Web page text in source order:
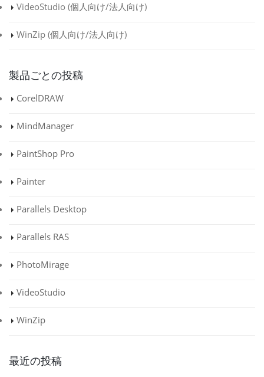
VideoStudio (個人向け/法人向け)
WinZip (個人向け/法人向け)
製品ごとの投稿
CorelDRAW
MindManager
PaintShop Pro
Painter
Parallels Desktop
Parallels RAS
PhotoMirage
VideoStudio
WinZip
最近の投稿